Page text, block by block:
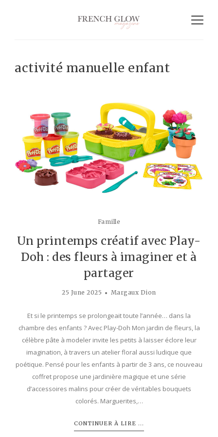
activité manuelle enfant
Famille
Un printemps créatif avec Play-
Doh : des fleurs à imaginer et à
partager
25 June 2025 Margaux Dion
Et si le printemps se prolongeait toute l’année… dans la
chambre des enfants ? Avec Play-Doh Mon jardin de fleurs, la
célèbre pâte à modeler invite les petits à laisser éclore leur
imagination, à travers un atelier floral aussi ludique que
poétique. Pensé pour les enfants à partir de 3 ans, ce nouveau
coffret propose une jardinière magique et une série
d’accessoires malins pour créer de véritables bouquets
colorés. Marguerites,…
CONTINUER À LIRE ...